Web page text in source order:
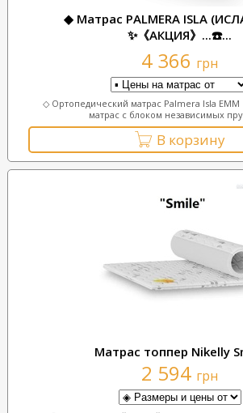
◆ Матрас PALMERA ISLA
✨《АКЦИЯ》...☎️...
4 366 грн
◇ Ортопедический матрас Palmera Isla
матрас с блоком независимых
В корзину
Матрас топпер Nikelly
2 594 грн